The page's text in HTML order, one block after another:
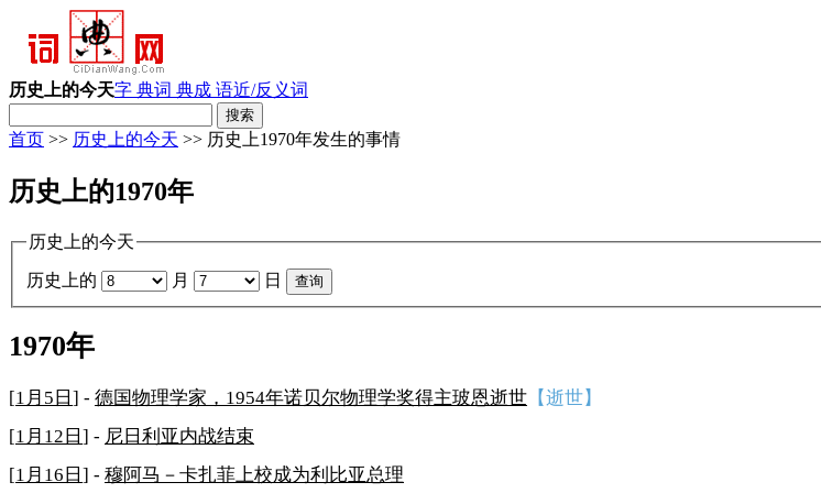
历史上的今天字 典词 典成 语近/反义词
首页 >> 历史上的今天 >> 历史上1970年发生的事情
历史上的1970年
历史上的今天
历史上的 月 日
1970年
[1月5日 ] - 德国物理学家，1954年诺贝尔物理学奖得主玻恩逝世 【逝世】
[1月12日 ] - 尼日利亚内战结束
[1月16日 ] - 穆阿马－卡扎菲上校成为利比亚总理